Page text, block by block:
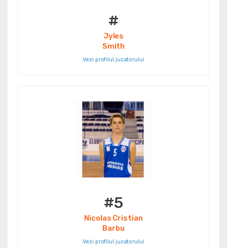
#
Jyles
Smith
Vezi profilul jucatorului
#5
Nicolas Cristian
Barbu
Vezi profilul jucatorului